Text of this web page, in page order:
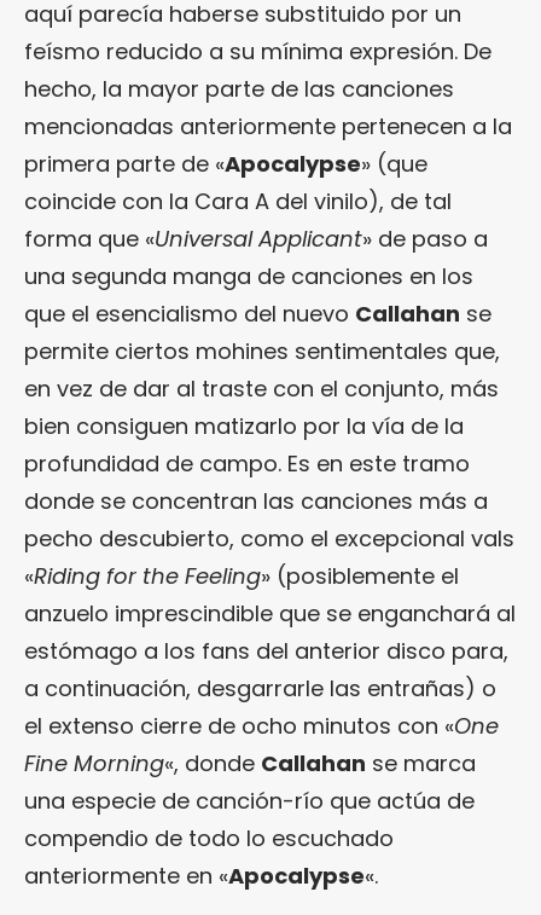
aquí parecía haberse substituido por un
feísmo reducido a su mínima expresión. De
hecho, la mayor parte de las canciones
mencionadas anteriormente pertenecen a la
primera parte de «Apocalypse» (que
coincide con la Cara A del vinilo), de tal
forma que «Universal Applicant» de paso a
una segunda manga de canciones en los
que el esencialismo del nuevo Callahan se
permite ciertos mohines sentimentales que,
en vez de dar al traste con el conjunto, más
bien consiguen matizarlo por la vía de la
profundidad de campo. Es en este tramo
donde se concentran las canciones más a
pecho descubierto, como el excepcional vals
«Riding for the Feeling» (posiblemente el
anzuelo imprescindible que se enganchará al
estómago a los fans del anterior disco para,
a continuación, desgarrarle las entrañas) o
el extenso cierre de ocho minutos con «One
Fine Morning«, donde Callahan se marca
una especie de canción-río que actúa de
compendio de todo lo escuchado
anteriormente en «Apocalypse«.